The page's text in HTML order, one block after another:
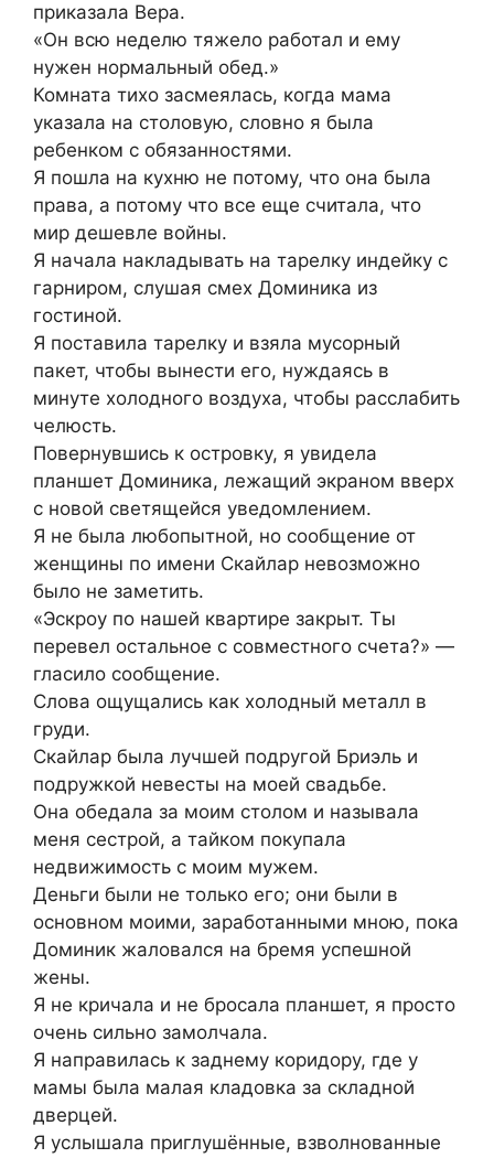
приказала Вера.
«Он всю неделю тяжело работал и ему
нужен нормальный обед.»
Комната тихо засмеялась, когда мама
указала на столовую, словно я была
ребенком с обязанностями.
Я пошла на кухню не потому, что она была
права, а потому что все еще считала, что
мир дешевле войны.
Я начала накладывать на тарелку индейку с
гарниром, слушая смех Доминика из
гостиной.
Я поставила тарелку и взяла мусорный
пакет, чтобы вынести его, нуждаясь в
минуте холодного воздуха, чтобы расслабить
челюсть.
Повернувшись к островку, я увидела
планшет Доминика, лежащий экраном вверх
с новой светящейся уведомлением.
Я не была любопытной, но сообщение от
женщины по имени Скайлар невозможно
было не заметить.
«Эскроу по нашей квартире закрыт. Ты
перевел остальное с совместного счета?» —
гласило сообщение.
Слова ощущались как холодный металл в
груди.
Скайлар была лучшей подругой Бриэль и
подружкой невесты на моей свадьбе.
Она обедала за моим столом и называла
меня сестрой, а тайком покупала
недвижимость с моим мужем.
Деньги были не только его; они были в
основном моими, заработанными мною, пока
Доминик жаловался на бремя успешной
жены.
Я не кричала и не бросала планшет, я просто
очень сильно замолчала.
Я направилась к заднему коридору, где у
мамы была малая кладовка за складной
дверцей.
Я услышала приглушённые, взволнованные